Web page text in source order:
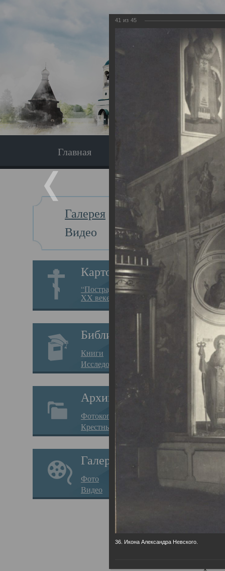
Главная Экскурсия
Галерея
Видео
Картотека
“Пострадавшие за веру в
XX веке на Севере”
Библиотека
Книги
Исследования
Архив
Фотокопии дел
Крестные ходы
Галерея
Фото
Видео
Главная
41 из 45
36. Икона Александра Невского.